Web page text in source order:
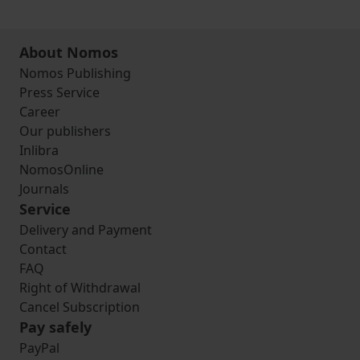
About Nomos
Nomos Publishing
Press Service
Career
Our publishers
Inlibra
NomosOnline
Journals
Service
Delivery and Payment
Contact
FAQ
Right of Withdrawal
Cancel Subscription
Pay safely
PayPal